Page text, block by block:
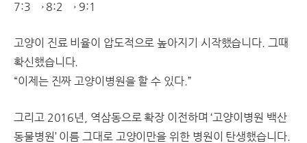
7:3 → 8:2 → 9:1
고양이 진료 비율이 압도적으로 높아지기 시작했습니다. 그때
확신했습니다.
“이제는 진짜 고양이병원을 할 수 있다.”
그리고 2016년, 역삼동으로 확장 이전하며 ‘고양이병원 백산
동물병원’ 이름 그대로 고양이만을 위한 병원이 탄생했습니다.